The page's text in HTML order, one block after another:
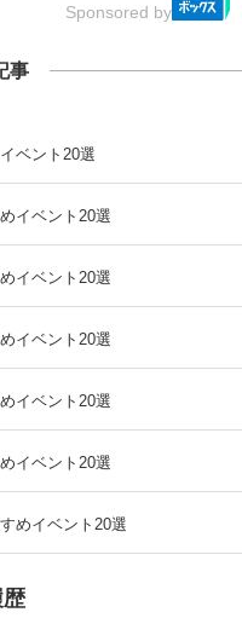
Sponsored by
事
ベント20選
イベント20選
イベント20選
イベント20選
イベント20選
イベント20選
めイベント20選